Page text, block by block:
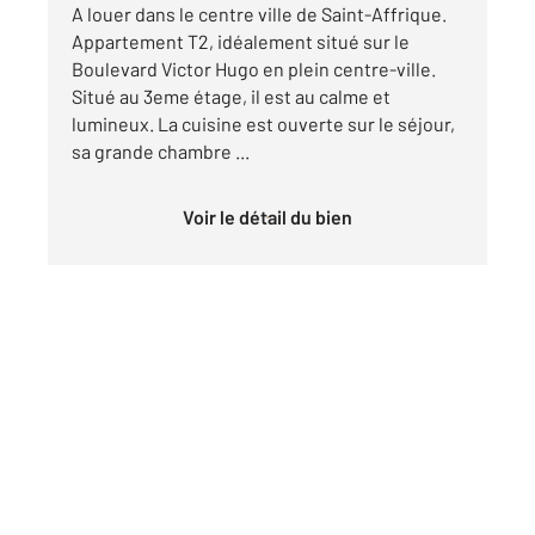
A louer dans le centre ville de Saint-Affrique.
Appartement T2, idéalement situé sur le
Boulevard Victor Hugo en plein centre-ville.
Situé au 3eme étage, il est au calme et
lumineux. La cuisine est ouverte sur le séjour,
sa grande chambre ...
Voir le détail du bien